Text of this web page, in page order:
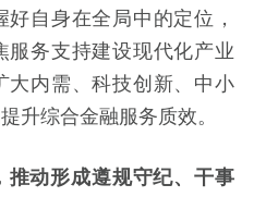
自身在全局中的定位，
务支持建设现代化产业
内需、科技创新、中小
升综合金融服务质效。
推动形成遵规守纪、干事